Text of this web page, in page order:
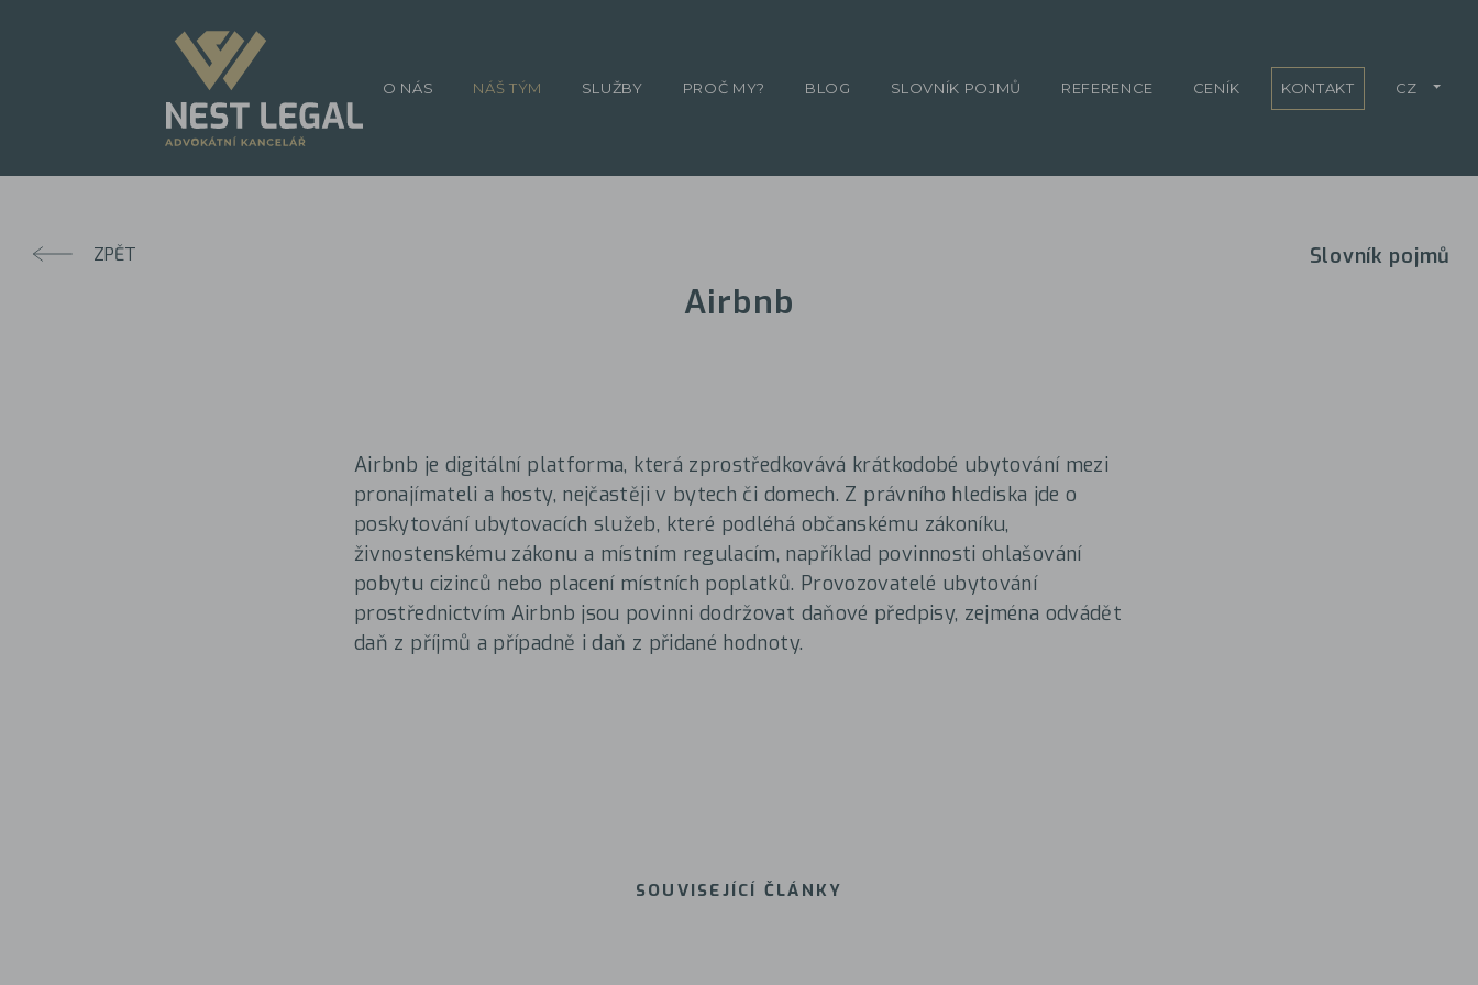
ZPĚT Slovník pojmů
Airbnb
Airbnb je digitální platforma, která zprostředkovává krátkodobé ubytování mezi
pronajímateli a hosty, nejčastěji v bytech či domech. Z právního hlediska jde o
poskytování ubytovacích služeb, které podléhá občanskému zákoníku,
živnostenskému zákonu a místním regulacím, například povinnosti ohlašování
pobytu cizinců nebo placení místních poplatků. Provozovatelé ubytování
prostřednictvím Airbnb jsou povinni dodržovat daňové předpisy, zejména odvádět
daň z příjmů a případně i daň z přidané hodnoty.
SOUVISEJÍCÍ ČLÁNKY
O NÁS NÁŠ TÝM SLUŽBY PROČ MY? BLOG SLOVNÍK POJMŮ REFERENCE CENÍK KONTAKT CZ